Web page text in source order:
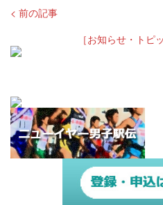
< 前の記事
［お知らせ・トピ